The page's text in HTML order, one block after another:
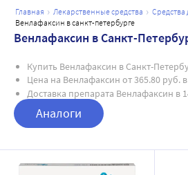
главная лекарственные средства
венлафаксин в санкт-петербурге
Венлафаксин в Санкт-
Купить Венлафаксин в Санкт-
Цена на Венлафаксин от 365.80 руб.
Доставка препарата Венлафаксин в
Аналоги